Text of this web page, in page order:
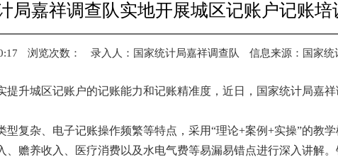
局嘉祥调查队实地开展城区记账户记账培
浏览次数： 录入人： 国家统计局嘉祥调查队 信息来源： 国家统
提升城区记账户的记账能力和记账精准度，近日，国家统计局嘉
复杂、电子记账操作频繁等特点，采用“理论+案例+实操”的教
赡养收入、医疗消费以及水电气费等易漏易错点进行深入讲解